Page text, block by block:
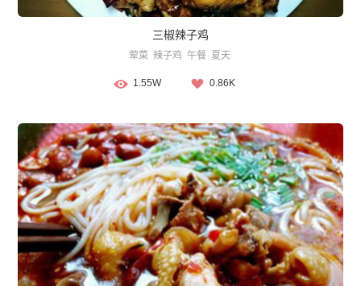
三椒辣子鸡
荤菜 辣子鸡 午餐 夏天
1.55W 0.86K